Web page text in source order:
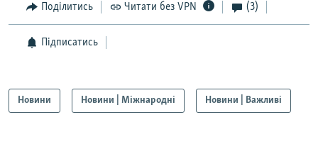
Поділитись Читати без VPN (3)
Підписатись
Новини Новини | Міжнародні Новини | Важливі